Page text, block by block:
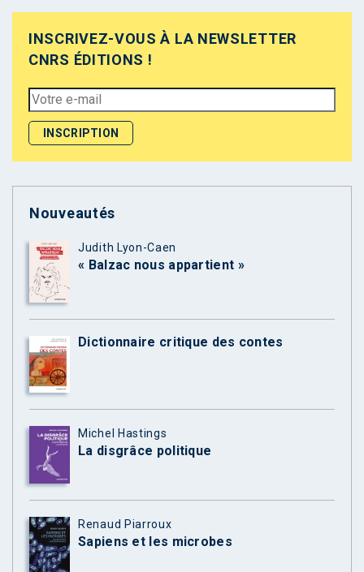
INSCRIVEZ-VOUS À LA NEWSLETTER
CNRS ÉDITIONS !
Nouveautés
Judith Lyon-Caen
« Balzac nous appartient »
Dictionnaire critique des contes
Michel Hastings
La disgrâce politique
Renaud Piarroux
Sapiens et les microbes